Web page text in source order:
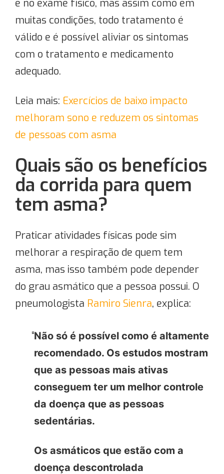
e no exame físico, mas assim como em
muitas condições, todo tratamento é
válido e é possível aliviar os sintomas
com o tratamento e medicamento
adequado.
Leia mais: Exercícios de baixo impacto
melhoram sono e reduzem os sintomas
de pessoas com asma
Quais são os benefícios
da corrida para quem
tem asma?
Praticar atividades físicas pode sim
melhorar a respiração de quem tem
asma, mas isso também pode depender
do grau asmático que a pessoa possui. O
pneumologista Ramiro Sienra, explica:
Não só é possível como é altamente
recomendado. Os estudos mostram
que as pessoas mais ativas
conseguem ter um melhor controle
da doença que as pessoas
sedentárias.
Os asmáticos que estão com a
doença descontrolada